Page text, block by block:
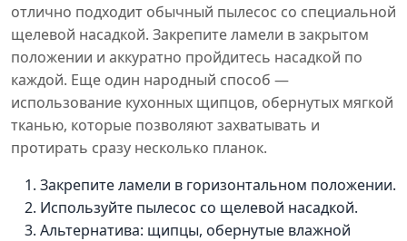
отлично подходит обычный пылесос со специальной
щелевой насадкой. Закрепите ламели в закрытом
положении и аккуратно пройдитесь насадкой по
каждой. Еще один народный способ —
использование кухонных щипцов, обернутых мягкой
тканью, которые позволяют захватывать и
протирать сразу несколько планок.
Закрепите ламели в горизонтальном положении.
Используйте пылесос со щелевой насадкой.
Альтернатива: щипцы, обернутые влажной